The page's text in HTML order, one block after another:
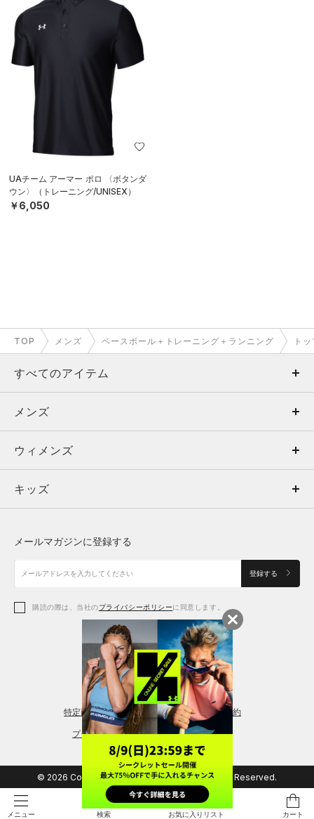
メニュー 検索 お気に入りリスト カート
UAチーム アーマー ポロ 〈ボタンダ
ウン〉（トレーニング/UNISEX）
￥6,050
TOP メンズ ベースボール＋トレーニング＋ランニング ト
すべてのアイテム
メンズ
ウィメンズ
キッズ
アクセサリー
メンズ
トップス
ボトムス
アクセサリー
ウィメンズ
トップス
シューズ
アクセサリー
レギンス＆タイツ
キッズ
シューズ
メールマガジンに登録する
登録する
購読の際は、当社のプライバシーポリシーに同意します。
特定商取引法に基づく通販の表記 会員規約
プライバシーポリシー
© 2026 Copyright DOME Corporation. All Rights Reserved.